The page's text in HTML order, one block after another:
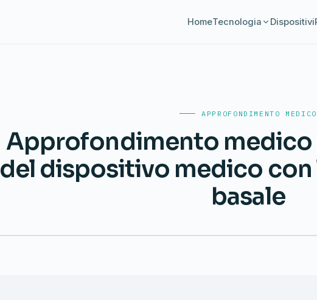
HomeTecnologia Dispositivi
APPROFONDIMENTO MEDICO
Approfondimento medico
del dispositivo medico
basale